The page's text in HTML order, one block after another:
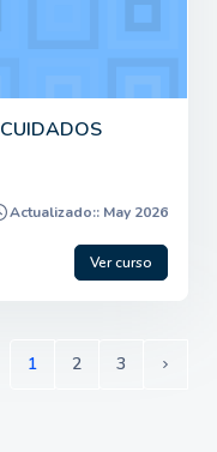
Actualizado:: May 2026
Ver curso
1(current)
2 3